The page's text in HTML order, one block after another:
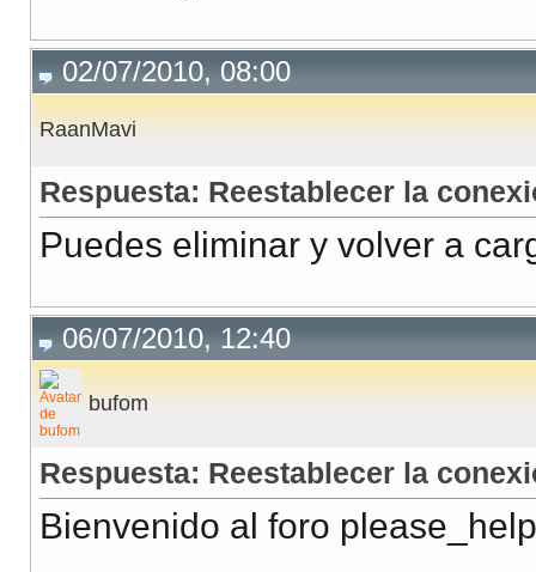
02/07/2010, 08:00
RaanMavi
Respuesta: Reestablecer la
Puedes eliminar y volver a
06/07/2010, 12:40
bufom
Respuesta: Reestablecer la
Bienvenido al foro